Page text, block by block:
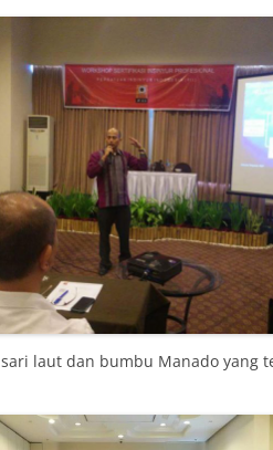
laut dan bumbu Manado yang